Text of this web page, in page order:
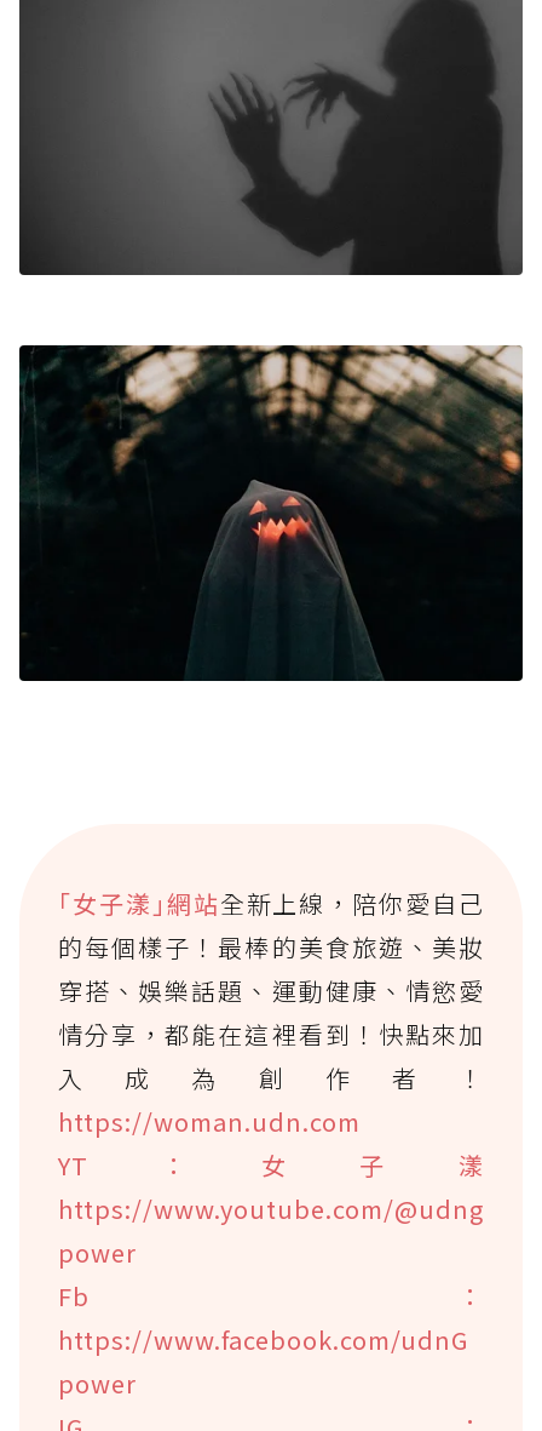
｢女子漾｣網站全新上線，陪你愛自己
的每個樣子！最棒的美食旅遊、美妝
穿搭、娛樂話題、運動健康、情慾愛
情分享，都能在這裡看到！快點來加
入成為創作者！
https://woman.udn.com
YT：女子漾
https://www.youtube.com/@udng
power
Fb：
https://www.facebook.com/udnG
power